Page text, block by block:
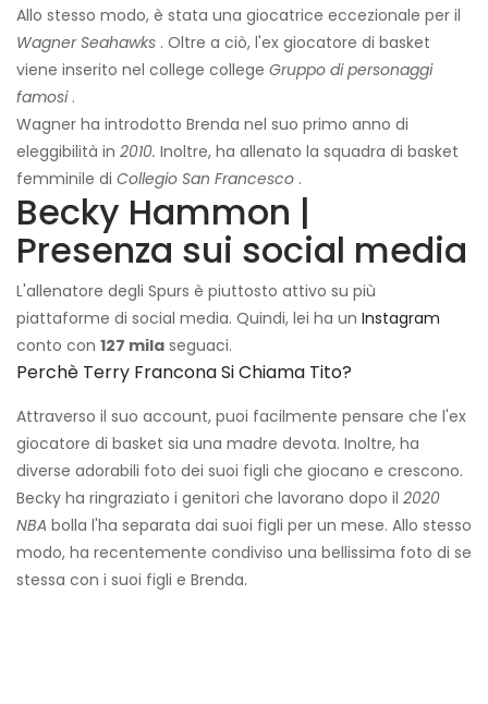
Allo stesso modo, è stata una giocatrice eccezionale per il
Wagner Seahawks . Oltre a ciò, l'ex giocatore di basket
viene inserito nel college college Gruppo di personaggi
famosi.
Wagner ha introdotto Brenda nel suo primo anno di
eleggibilità in 2010. Inoltre, ha allenato la squadra di basket
femminile di Collegio San Francesco .
Becky Hammon |
Presenza sui social media
L'allenatore degli Spurs è piuttosto attivo su più
piattaforme di social media. Quindi, lei ha un Instagram
conto con 127 mila seguaci.
Perchè Terry Francona Si Chiama Tito?
Attraverso il suo account, puoi facilmente pensare che l'ex
giocatore di basket sia una madre devota. Inoltre, ha
diverse adorabili foto dei suoi figli che giocano e crescono.
Becky ha ringraziato i genitori che lavorano dopo il 2020
NBA bolla l'ha separata dai suoi figli per un mese. Allo stesso
modo, ha recentemente condiviso una bellissima foto di se
stessa con i suoi figli e Brenda.